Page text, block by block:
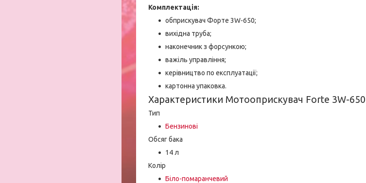
Комплектація:
обприскувач Форте 3W-650;
вихідна труба;
наконечник з форсункою;
важіль управління;
керівництво по експлуатації;
картонна упаковка.
Характеристики Мотооприскувач Forte 3W-650
Тип
Бензинові
Обсяг бака
14 л
Колір
Біло-помаранчевий